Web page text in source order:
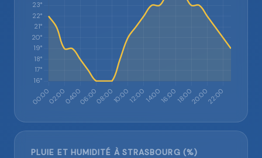
PLUIE ET HUMIDITÉ À STRASBOURG (%)